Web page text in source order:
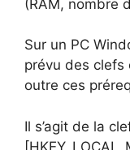
(RAM, nombre
Sur un PC
prévu des clefs
outre ces
Il s’agit de la